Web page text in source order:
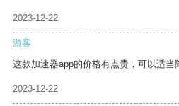
2023-12-22
游客
这款加速器app的价格有点贵，可以适当
2023-12-22